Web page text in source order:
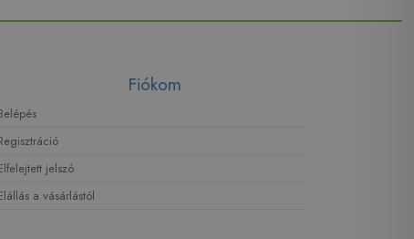
Fiókom
jelszó
a vásárlástól